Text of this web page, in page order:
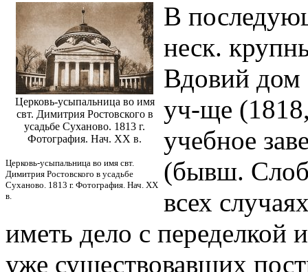
Церковь-усыпальница во имя
свт. Димитрия Ростовского в
усадьбе Суханово. 1813 г.
Фотография. Нач. XX в.
Церковь-усыпальница во имя свт.
Димитрия Ростовского в усадьбе
Суханово. 1813 г. Фотография. Нач. XX
в.
В
неск.
Вдовий дом
уч-ще
учебное
(бывш.
всех
иметь дело с
уже существовавших